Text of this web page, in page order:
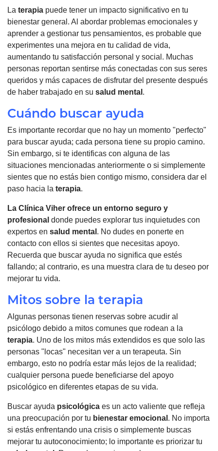
La terapia puede tener un impacto significativo en tu
bienestar general. Al abordar problemas emocionales y
aprender a gestionar tus pensamientos, es probable que
experimentes una mejora en tu calidad de vida,
aumentando tu satisfacción personal y social. Muchas
personas reportan sentirse más conectadas con sus seres
queridos y más capaces de disfrutar del presente después
de haber trabajado en su salud mental .
Cuándo buscar ayuda
Es importante recordar que no hay un momento "perfecto"
para buscar ayuda; cada persona tiene su propio camino.
Sin embargo, si te identificas con alguna de las
situaciones mencionadas anteriormente o si simplemente
sientes que no estás bien contigo mismo, considera dar el
paso hacia la terapia.
La Clínica Viher ofrece un entorno seguro y
profesional donde puedes explorar tus inquietudes con
expertos en salud mental . No dudes en ponerte en
contacto con ellos si sientes que necesitas apoyo.
Recuerda que buscar ayuda no significa que estés
fallando; al contrario, es una muestra clara de tu deseo por
mejorar tu vida.
Mitos sobre la terapia
Algunas personas tienen reservas sobre acudir al
psicólogo debido a mitos comunes que rodean a la
terapia. Uno de los mitos más extendidos es que solo las
personas "locas" necesitan ver a un terapeuta. Sin
embargo, esto no podría estar más lejos de la realidad;
cualquier persona puede beneficiarse del apoyo
psicológico en diferentes etapas de su vida.
Buscar ayuda psicológica es un acto valiente que refleja
una preocupación por tu bienestar emocional . No importa
si estás enfrentando una crisis o simplemente buscas
mejorar tu autoconocimiento; lo importante es priorizar tu